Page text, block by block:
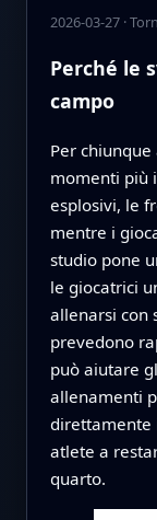
2026-03-27·
Perché le
campo
Per
momenti più
esplosivi, le
mentre i
studio pone
le giocatrici
allenarsi con
prevedono
può aiutare
allenamenti
direttamente
atlete a
quarto.